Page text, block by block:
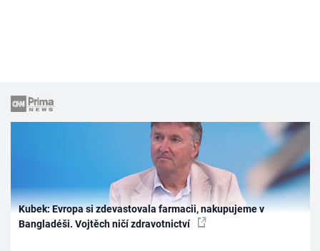
Kubek: Evropa si zdevastovala farmacii, nakupujeme v
Bangladéši. Vojtěch ničí zdravotnictví